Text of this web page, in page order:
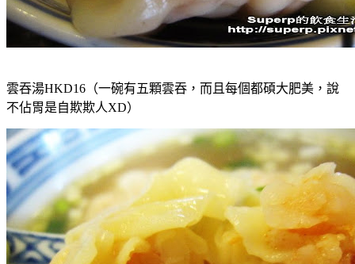
雲吞湯HKD16（一碗有五顆雲吞，而且每個都碩大肥美，說
不佔胃是自欺欺人XD）